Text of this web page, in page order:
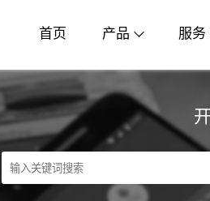
首页 产品 服务